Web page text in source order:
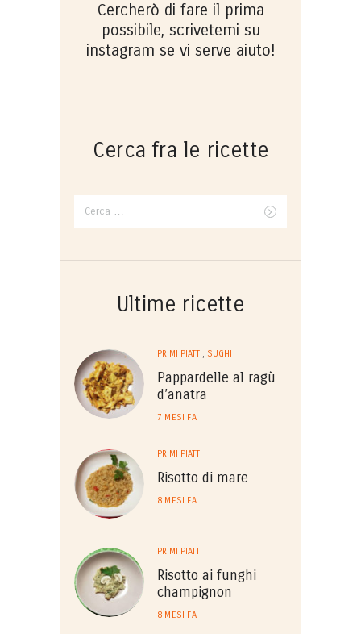
Cercherò di fare il prima
possibile, scrivetemi su
instagram se vi serve aiuto!
Cerca fra le ricette
Ricerca
per:
Ultime ricette
PRIMI PIATTI SUGHI
Pappardelle al ragù
d’anatra
7 MESI FA
PRIMI PIATTI
Risotto di mare
8 MESI FA
PRIMI PIATTI
Risotto ai funghi
champignon
8 MESI FA